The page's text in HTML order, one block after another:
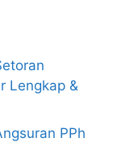
Lengkap &
PPh